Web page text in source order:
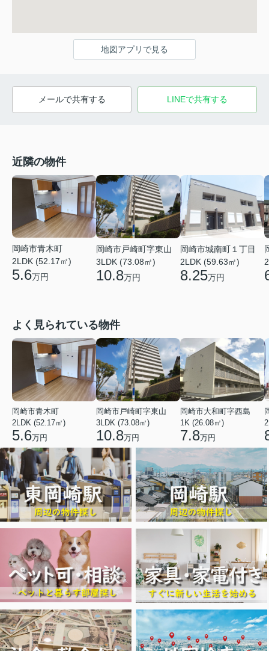
地図アプリで見る
メールで共有する LINEで共有する
近隣の物件
岡崎市青木町
2LDK (52.17㎡)
5.6万円
岡崎市戸崎町字東山
3LDK (73.08㎡)
10.8万円
岡崎市城南町１丁目
2LDK (59.63㎡)
8.25万円
よく見られている物件
岡崎市青木町
2LDK (52.17㎡)
5.6万円
岡崎市戸崎町字東山
3LDK (73.08㎡)
10.8万円
岡崎市大和町字西島
1K (26.08㎡)
7.8万円